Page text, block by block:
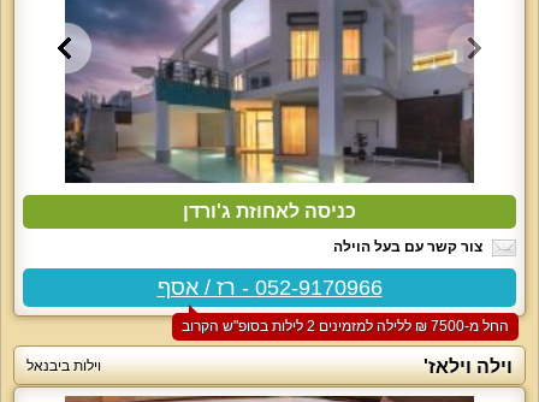
כניסה לאחוזת ג'ורדן
צור קשר עם בעל הוילה
052-9170966 - רז / אסף
החל מ-‏7500 ₪ ללילה למזמינים 2 לילות בסופ"ש הקרוב
וילה וילאז' וילות ביבנאל